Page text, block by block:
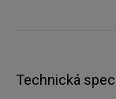
Technická